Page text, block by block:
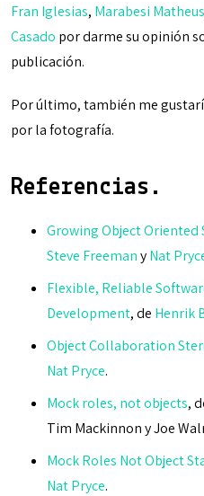
Fran Iglesias, Marabesi Matheus
Casado por darme su opinión
publicación.
Por último, también me
por la fotografía.
Referencias.
Growing Object Oriented
Steve FreemanyNat
Flexible, Reliable
Development, de Henrik
Object Collaboration
Nat Pryce.
Mock roles, not objects,
Tim Mackinnon y Joe
Mock Roles Not Object
Nat Pryce.